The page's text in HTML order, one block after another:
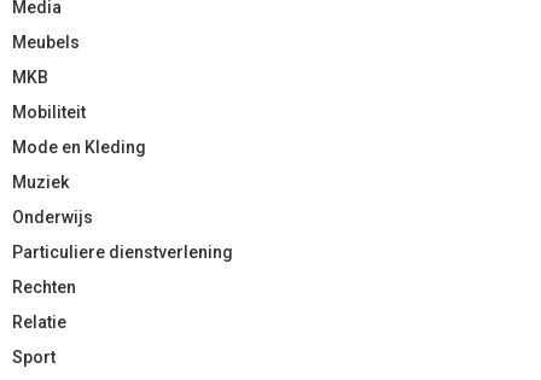
Media
Meubels
MKB
Mobiliteit
Mode en Kleding
Muziek
Onderwijs
Particuliere dienstverlening
Rechten
Relatie
Sport